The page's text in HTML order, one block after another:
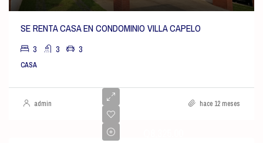
SE RENTA CASA EN CONDOMINIO VILLA CAPELO
3 3 3
CASA
admin hace 12 meses